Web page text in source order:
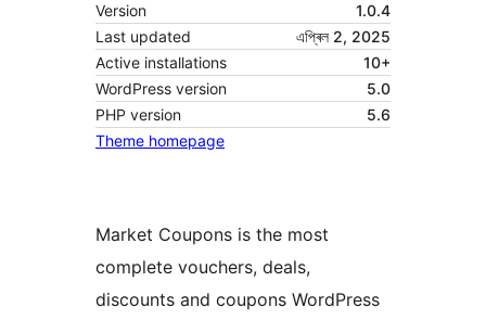
Version
1.0.4
Last updated
এপ্ৰিল 2, 2025
Active installations
10+
WordPress version
5.0
PHP version
5.6
Theme homepage
Market Coupons is the most
complete vouchers, deals,
discounts and coupons WordPress